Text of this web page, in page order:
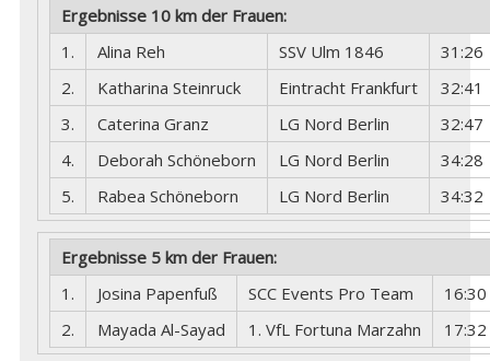
Ergebnisse 10 km der Frauen:
1.
Alina Reh SSV Ulm 1846
31:26
2.
Katharina Steinruck Eintracht Frankfurt
32:41
3.
Caterina Granz LG Nord Berlin
32:47
4.
Deborah Schöneborn LG Nord Berlin
34:28
5.
Rabea Schöneborn LG Nord Berlin 34:32
Ergebnisse 5 km der Frauen:
1.
Josina Papenfuß SCC Events Pro Team
16:30
2.
Mayada Al-Sayad 1. VfL Fortuna Marzahn 17:32